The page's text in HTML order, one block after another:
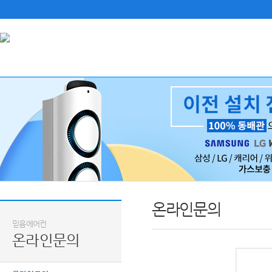
믿음에어컨
온라인문의
온라인문의